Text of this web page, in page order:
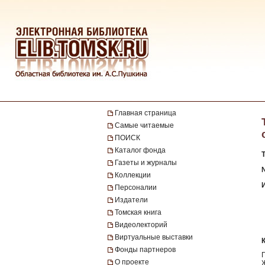
Главная страница
Самые читаемые
ПОИСК
Каталог фонда
Газеты и журналы
Коллекции
Персоналии
Издатели
Томская книга
Видеолекторий
Виртуальные выставки
Фонды партнеров
О проекте